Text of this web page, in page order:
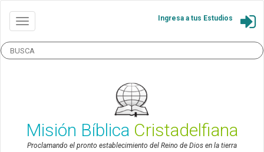
Ingresa a tus Estudios
Misión Bíblica Cristadelfiana
Proclamando el pronto establecimiento del Reino de Dios en la tierra